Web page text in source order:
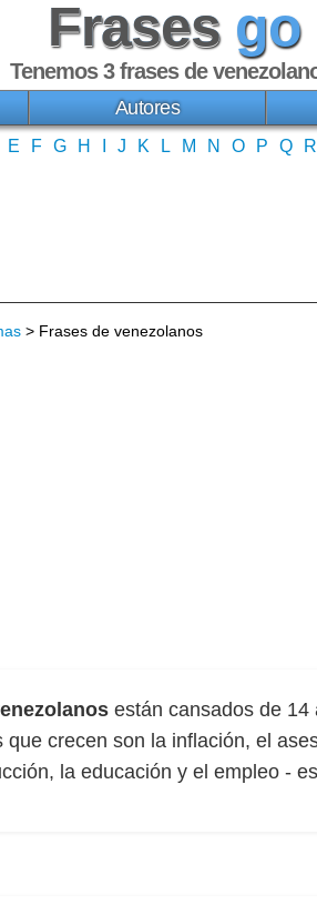
Frases go
Tenemos 3frases de
Autores
E F G H J K L M N O P Q R
> Frases de venezolanos
están cansados ​​de
que crecen son la inflación, el
la educación y el empleo -